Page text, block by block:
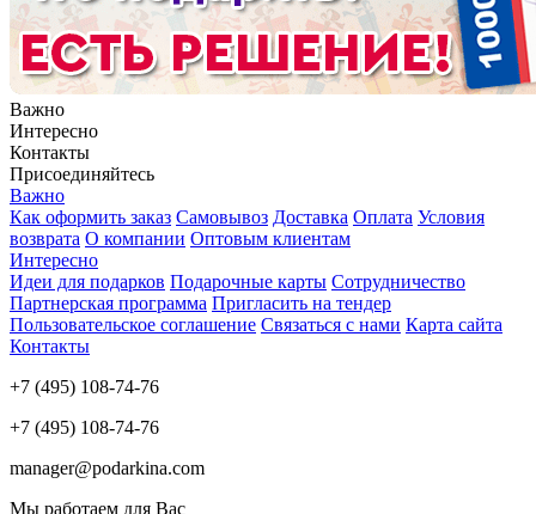
Важно
Интересно
Контакты
Присоединяйтесь
Важно
Как оформить заказ Самовывоз Доставка Оплата Условия
возврата О компании Оптовым клиентам
Интересно
Идеи для подарков Подарочные карты Сотрудничество
Партнерская программа Пригласить на тендер
Пользовательское соглашение Связаться с нами Карта сайта
Контакты
+7 (495) 108-74-76
+7 (495) 108-74-76
manager@podarkina.com
Мы работаем для Вас